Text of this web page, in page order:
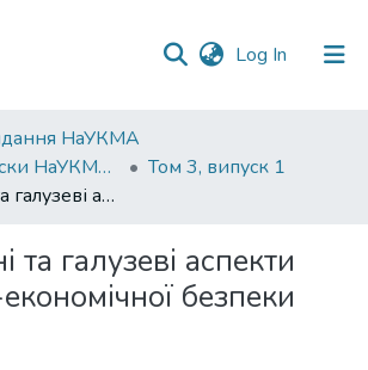
Log In (current)
НаУКМА
Наукові записки НаУКМА. Економічні науки
Том 3, випуск 1
Регіональні та галузеві аспекти соціально-економічної безпеки держави
та галузеві аспекти
безпеки